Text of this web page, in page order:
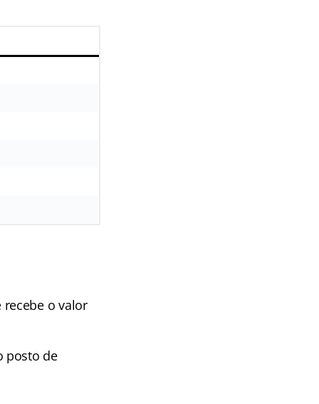
o valor
posto de